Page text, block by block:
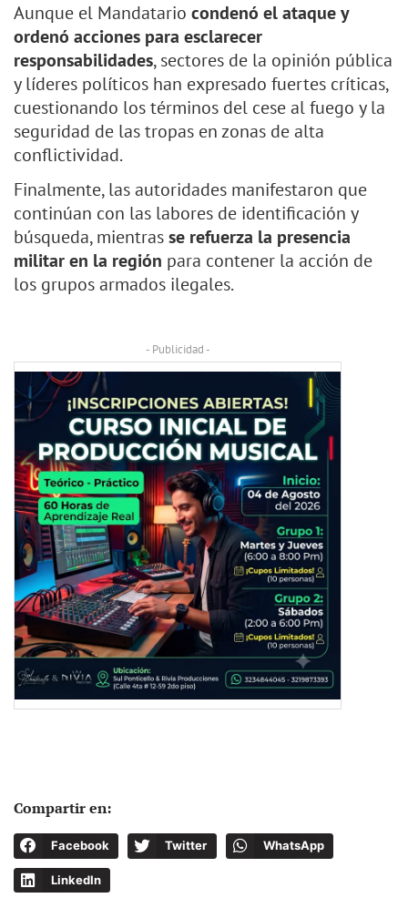
Aunque el Mandatario condenó el ataque y
ordenó acciones para esclarecer
responsabilidades, sectores de la opinión pública
y líderes políticos han expresado fuertes críticas,
cuestionando los términos del cese al fuego y la
seguridad de las tropas en zonas de alta
conflictividad.
Finalmente, las autoridades manifestaron que
continúan con las labores de identificación y
búsqueda, mientrasse refuerza la presencia
militar en la región para contener la acción de
los grupos armados ilegales.
- Publicidad -
Compartir en:
Facebook Twitter WhatsApp
LinkedIn